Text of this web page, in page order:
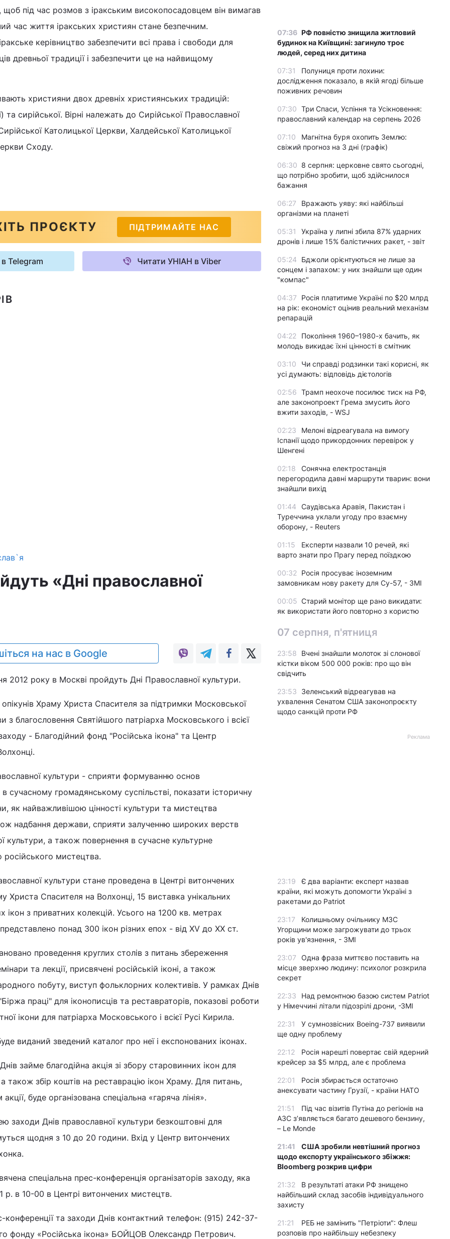
під час розмов з іракським високопосадовцем він вимагав
час життя іракських християн стане безпечним.
керівництво забезпечити всі права і свободи для
древньої традиції і забезпечити це на найвищому
християни двох древніх християнських традицій:
та сирійської. Вірні належать до Сирійської Православної
Католицької Церкви, Халдейської Католицької
Сходу.
ПРОЄКТУ ПІДТРИМАЙТЕ НАС
Telegram Читати УНІАН в Viber
«Дні православної
на нас в Google
2012 року в Москві пройдуть Дні Православної культури.
Храму Христа Спасителя за підтримки Московської
з благословення Святійшого патріарха Московського і всієї
- Благодійний фонд "Російська ікона" та Центр
культури - сприяти формуванню основ
в сучасному громадянському суспільстві, показати історичну
як найважливішою цінності культури та мистецтва
надбання держави, сприяти залученню широких верств
культури, а також повернення в сучасне культурне
мистецтва.
культури стане проведена в Центрі витончених
Христа Спасителя на Волхонці, 15 виставка унікальних
ікон з приватних колекцій. Усього на 1200 кв. метрах
понад 300 ікон різних епох - від XV до ХХ ст.
проведення круглих столів з питань збереження
та лекції, присвячені російській іконі, а також
побуту, виступ фольклорних колективів. У рамках Днів
праці" для іконописців та реставраторів, показові роботи
ікони для патріарха Московського і всієї Русі Кирила.
виданий зведений каталог про неї і експонованих іконах.
займе благодійна акція зі збору старовинних ікон для
також збір коштів на реставрацію ікон Храму. Для питань,
буде організована спеціальна «гаряча лінія».
заходи Днів православної культури безкоштовні для
щодня з 10 до 20 години. Вхід у Центр витончених
спеціальна прес-конференція організаторів заходу, яка
р. в 10-00 в Центрі витончених мистецтв.
конференції та заходи Днів контактний телефон: (915) 242-37-
фонду «Російська ікона» БОЙЦОВ Олександр Петрович.
07:36 РФ повністю знищила житловий
будинок на Київщині: загинуло троє
людей, серед них дитина
07:31
Полуниця проти лохини:
дослідження показало, в якій ягоді більше
поживних речовин
07:30 Три Спаси, Успіння та Усікновення:
православний календар на серпень 2026
07:10
Магнітна буря охопить Землю:
свіжий прогноз на 3 дні (графік)
06:30 8 серпня: церковне свято сьогодні,
що потрібно зробити, щоб здійснилося
бажання
06:27
Вражають уяву: які найбільші
організми на планеті
05:31
Україна у липні збила 87% ударних
дронів і лише 15% балістичних ракет, - звіт
05:24
Бджоли орієнтуються не лише за
сонцем і запахом: у них знайшли ще один
"компас"
04:37
Росія платитиме Україні по $20 млрд
на рік: економіст оцінив реальний механізм
репарацій
04:22
Покоління 1960–1980-х бачить, як
молодь викидає їхні цінності в смітник
03:10
Чи справді родзинки такі корисні, як
усі думають: відповідь дієтологів
02:56 Трамп неохоче посилює тиск на РФ,
але законопроект Грема змусить його
вжити заходів, - WSJ
02:23
Мелоні відреагувала на вимогу
Іспанії щодо прикордонних перевірок у
Шенгені
02:18
Сонячна електростанція
перегородила давні маршрути тварин: вони
знайшли вихід
01:44
Саудівська Аравія, Пакистан і
Туреччина уклали угоду про взаємну
оборону, - Reuters
01:15
Експерти назвали 10 речей, які
варто знати про Прагу перед поїздкою
00:32
Росія просуває іноземним
замовникам нову ракету для Су-57, - ЗМІ
00:05 Старий монітор ще рано викидати:
як використати його повторно з користю
07 серпня, п'ятниця
23:58
Вчені знайшли молоток зі слонової
кістки віком 500 000 років: про що він
свідчить
23:53
Зеленський відреагував на
ухвалення Сенатом США законопроєкту
щодо санкцій проти РФ
Реклама
23:19
Є два варіанти: експерт назвав
країни, які можуть допомогти Україні з
ракетами до Patriot
23:17
Колишньому очільнику МЗС
Угорщини може загрожувати до трьох
років ув'язнення, - ЗМІ
23:07
Одна фраза миттєво поставить на
місце зверхню людину: психолог розкрила
секрет
22:33
Над ремонтною базою систем Patriot
у Німеччині літали підозрілі дрони, -ЗМІ
22:31
У сумнозвісних Boeing-737 виявили
ще одну проблему
22:12
Росія нарешті повертає свій ядерний
крейсер за $5 млрд, але є проблема
22:01
Росія збирається остаточно
анексувати частину Грузії, - країни НАТО
21:51
Під час візитів Путіна до регіонів на
АЗС з’являється багато дешевого бензину,
– Le Monde
21:41
США зробили невтішний прогноз
щодо експорту українського збіжжя:
Bloomberg розкрив цифри
21:32
В результаті атаки РФ знищено
найбільший склад засобів індивідуального
захисту
21:21
РЕБ не замінить "Петріоти": Флеш
розповів про найбільшу небезпеку